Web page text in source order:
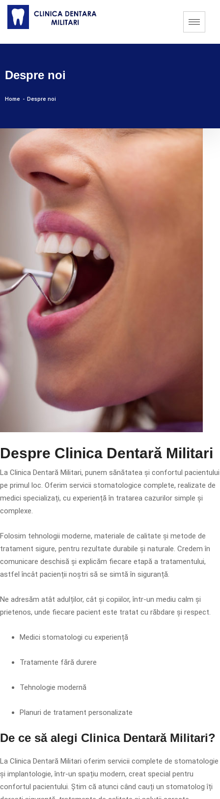
Despre noi
Home - Despre noi
Despre Clinica Dentară Militari
La Clinica Dentară Militari, punem sănătatea și confortul pacientului
pe primul loc. Oferim servicii stomatologice complete, realizate de
medici specializați, cu experiență în tratarea cazurilor simple și
complexe.
Folosim tehnologii moderne, materiale de calitate și metode de
tratament sigure, pentru rezultate durabile și naturale. Credem în
comunicare deschisă și explicăm fiecare etapă a tratamentului,
astfel încât pacienții noștri să se simtă în siguranță.
Ne adresăm atât adulților, cât și copiilor, într-un mediu calm și
prietenos, unde fiecare pacient este tratat cu răbdare și respect.
Medici stomatologi cu experiență
Tratamente fără durere
Tehnologie modernă
Planuri de tratament personalizate
De ce să alegi Clinica Dentară Militari?
La Clinica Dentară Militari oferim servicii complete de stomatologie
și implantologie, într-un spațiu modern, creat special pentru
confortul pacientului. Știm că atunci când cauți un stomatolog îți